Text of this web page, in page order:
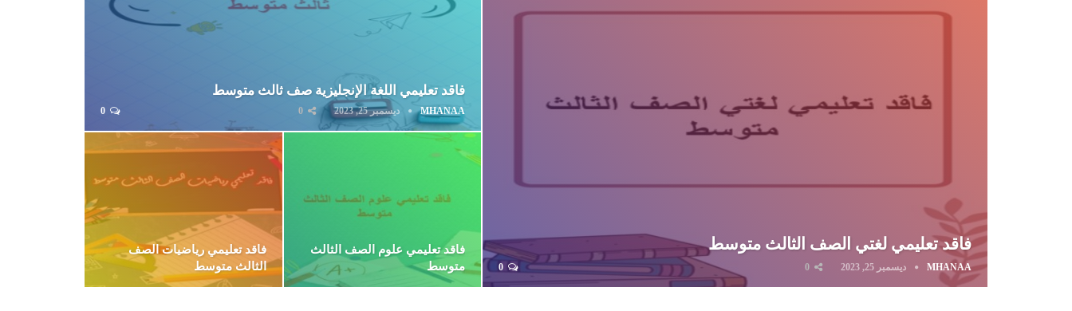
فاقد تعليمي لغتي الصف الثالث متوسط
MHANAA ديسمبر 25, 2023
فاقد تعليمي اللغة الإنجليزية صف ثالث متوسط
MHANAA ديسمبر 25, 2023
فاقد تعليمي علوم الصف الثالث
متوسط
فاقد تعليمي رياضيات الصف
الثالث متوسط